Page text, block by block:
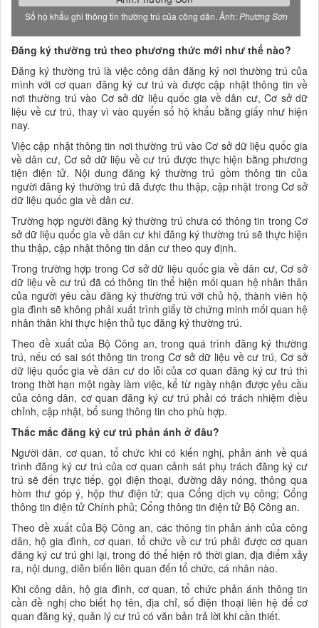
Sổ hộ khẩu ghi thông tin thường trú của công dân. Ảnh:Phương Sơn
Đăng ký thường trú theo phương thức mới như thế nào?
Đăng ký thường trú là việc công dân đăng ký nơi thường trú của
mình với cơ quan đăng ký cư trú và được cập nhật thông tin về
nơi thường trú vào Cơ sở dữ liệu quốc gia về dân cư, Cơ sở dữ
liệu về cư trú, thay vì vào quyển sổ hộ khẩu bằng giấy như hiện
nay.
Việc cập nhật thông tin nơi thường trú vào Cơ sở dữ liệu quốc gia
về dân cư, Cơ sở dữ liệu về cư trú được thực hiện bằng phương
tiện điện tử. Nội dung đăng ký thường trú gồm thông tin của
người đăng ký thường trú đã được thu thập, cập nhật trong Cơ sở
dữ liệu quốc gia về dân cư.
Trường hợp người đăng ký thường trú chưa có thông tin trong Cơ
sở dữ liệu quốc gia về dân cư khi đăng ký thường trú sẽ thực hiện
thu thập, cập nhật thông tin dân cư theo quy định.
Trong trường hợp trong Cơ sở dữ liệu quốc gia về dân cư, Cơ sở
dữ liệu về cư trú đã có thông tin thể hiện mối quan hệ nhân thân
của người yêu cầu đăng ký thường trú với chủ hộ, thành viên hộ
gia đình sẽ không phải xuất trình giấy tờ chứng minh mối quan hệ
nhân thân khi thực hiện thủ tục đăng ký thường trú.
Theo đề xuất của Bộ Công an, trong quá trình đăng ký thường
trú, nếu có sai sót thông tin trong Cơ sở dữ liệu về cư trú, Cơ sở
dữ liệu quốc gia về dân cư do lỗi của cơ quan đăng ký cư trú thì
trong thời hạn một ngày làm việc, kể từ ngày nhận được yêu cầu
của công dân, cơ quan đăng ký cư trú phải có trách nhiệm điều
chỉnh, cập nhật, bổ sung thông tin cho phù hợp.
Thắc mắc đăng ký cư trú phản ánh ở đâu?
Người dân, cơ quan, tổ chức khi có kiến nghị, phản ánh về quá
trình đăng ký cư trú của cơ quan cảnh sát phụ trách đăng ký cư
trú sẽ đến trực tiếp, gọi điện thoại, đường dây nóng, thông qua
hòm thư góp ý, hộp thư điện tử; qua Cổng dịch vụ công; Cổng
thông tin điện tử Chính phủ; Cổng thông tin điện tử Bộ Công an.
Theo đề xuất của Bộ Công an, các thông tin phản ánh của công
dân, hộ gia đình, cơ quan, tổ chức về cư trú phải được cơ quan
đăng ký cư trú ghi lại, trong đó thể hiện rõ thời gian, địa điểm xảy
ra, nội dung, diễn biến liên quan đến tổ chức, cá nhân nào.
Khi công dân, hộ gia đình, cơ quan, tổ chức phản ánh thông tin
cần đề nghị cho biết họ tên, địa chỉ, số điện thoại liên hệ để cơ
quan đăng ký, quản lý cư trú có văn bản trả lời khi cần thiết.